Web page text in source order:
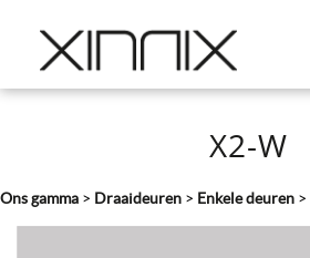
X2-W
Ons gamma > Draaideuren > Enkele deuren >